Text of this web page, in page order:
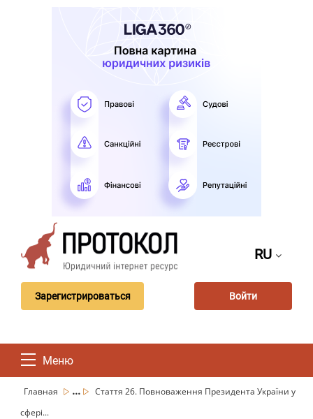
RU
Зарегистрироваться Войти
Меню
Главная ...
Стаття 26. Повноваження Президента України у
сфері...